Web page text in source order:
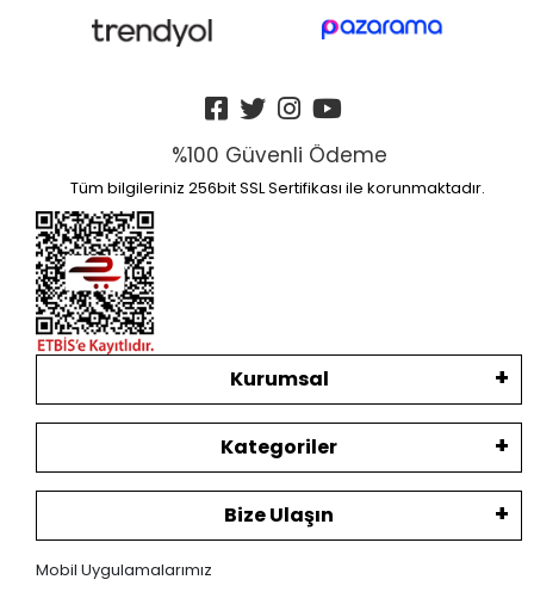
%100 Güvenli Ödeme
Tüm bilgileriniz 256bit SSL Sertifikası ile korunmaktadır.
Kurumsal
Kategoriler
Bize Ulaşın
Mobil Uygulamalarımız